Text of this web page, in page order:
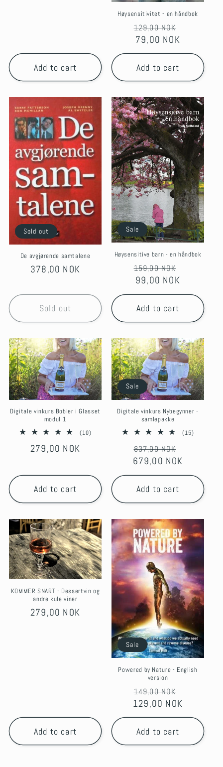
Add to cart
Høysensitivitet - en håndbok
Regular
price
129,00 NOK
79,00 NOK
Add to cart
Sold out
De avgjørende samtalene
Regular
378,00 NOK
Sold out
Sale
Høysensitive barn - en håndbok
Regular
price
159,00 NOK
99,00 NOK
Add to cart
Digitale vinkurs Bobler i Glasset
modul 1
(10)10
Regular
279,00 NOK
Add to cart
Sale
Digitale vinkurs Nybegynner -
samlepakke
(15)15
Regular
price
837,00 NOK
price
679,00 NOK
Add to cart
KOMMER SNART - Dessertvin og
andre kule viner
Regular
279,00 NOK
Add to cart
Sale
Powered by Nature - English
version
Regular
price
149,00 NOK
price
129,00 NOK
Add to cart